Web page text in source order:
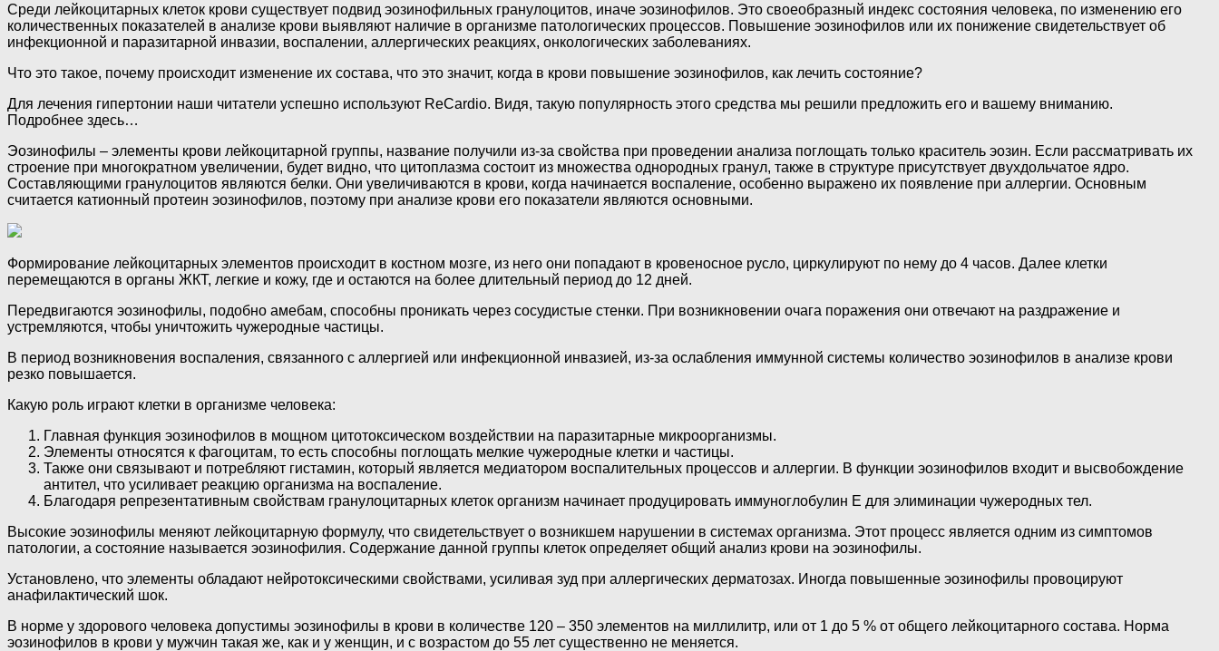
Среди лейкоцитарных клеток крови существует подвид эозинофильных гранулоцитов, иначе эозинофилов. Это своеобразный индекс состояния человека, по изменению его
количественных показателей в анализе крови выявляют наличие в организме патологических процессов. Повышение эозинофилов или их понижение свидетельствует об
инфекционной и паразитарной инвазии, воспалении, аллергических реакциях, онкологических заболеваниях.
Что это такое, почему происходит изменение их состава, что это значит, когда в крови повышение эозинофилов, как лечить состояние?
Для лечения гипертонии наши читатели успешно используют ReCardio. Видя, такую популярность этого средства мы решили предложить его и вашему вниманию.
Подробнее здесь…
Эозинофилы – элементы крови лейкоцитарной группы, название получили из-за свойства при проведении анализа поглощать только краситель эозин. Если рассматривать их
строение при многократном увеличении, будет видно, что цитоплазма состоит из множества однородных гранул, также в структуре присутствует двухдольчатое ядро.
Составляющими гранулоцитов являются белки. Они увеличиваются в крови, когда начинается воспаление, особенно выражено их появление при аллергии. Основным
считается катионный протеин эозинофилов, поэтому при анализе крови его показатели являются основными.
Формирование лейкоцитарных элементов происходит в костном мозге, из него они попадают в кровеносное русло, циркулируют по нему до 4 часов. Далее клетки
перемещаются в органы ЖКТ, легкие и кожу, где и остаются на более длительный период до 12 дней.
Передвигаются эозинофилы, подобно амебам, способны проникать через сосудистые стенки. При возникновении очага поражения они отвечают на раздражение и
устремляются, чтобы уничтожить чужеродные частицы.
В период возникновения воспаления, связанного с аллергией или инфекционной инвазией, из-за ослабления иммунной системы количество эозинофилов в анализе крови
резко повышается.
Какую роль играют клетки в организме человека:
Главная функция эозинофилов в мощном цитотоксическом воздействии на паразитарные микроорганизмы.
Элементы относятся к фагоцитам, то есть способны поглощать мелкие чужеродные клетки и частицы.
Также они связывают и потребляют гистамин, который является медиатором воспалительных процессов и аллергии. В функции эозинофилов входит и высвобождение
антител, что усиливает реакцию организма на воспаление.
Благодаря репрезентативным свойствам гранулоцитарных клеток организм начинает продуцировать иммуноглобулин Е для элиминации чужеродных тел.
Высокие эозинофилы меняют лейкоцитарную формулу, что свидетельствует о возникшем нарушении в системах организма. Этот процесс является одним из симптомов
патологии, а состояние называется эозинофилия. Содержание данной группы клеток определяет общий анализ крови на эозинофилы.
Установлено, что элементы обладают нейротоксическими свойствами, усиливая зуд при аллергических дерматозах. Иногда повышенные эозинофилы провоцируют
анафилактический шок.
В норме у здорового человека допустимы эозинофилы в крови в количестве 120 – 350 элементов на миллилитр, или от 1 до 5 % от общего лейкоцитарного состава. Норма
эозинофилов в крови у мужчин такая же, как и у женщин, и с возрастом до 55 лет существенно не меняется.